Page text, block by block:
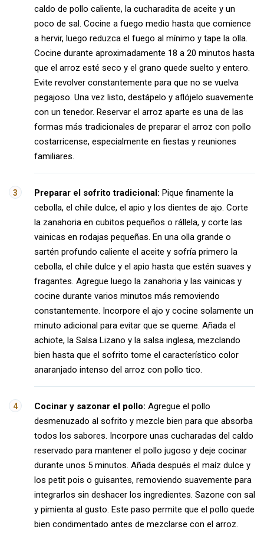
caldo de pollo caliente, la cucharadita de aceite y un
poco de sal. Cocine a fuego medio hasta que comience
a hervir, luego reduzca el fuego al mínimo y tape la olla.
Cocine durante aproximadamente 18 a 20 minutos hasta
que el arroz esté seco y el grano quede suelto y entero.
Evite revolver constantemente para que no se vuelva
pegajoso. Una vez listo, destápelo y aflójelo suavemente
con un tenedor. Reservar el arroz aparte es una de las
formas más tradicionales de preparar el arroz con pollo
costarricense, especialmente en fiestas y reuniones
familiares.
Preparar el sofrito tradicional: Pique finamente la
cebolla, el chile dulce, el apio y los dientes de ajo. Corte
la zanahoria en cubitos pequeños o rállela, y corte las
vainicas en rodajas pequeñas. En una olla grande o
sartén profundo caliente el aceite y sofría primero la
cebolla, el chile dulce y el apio hasta que estén suaves y
fragantes. Agregue luego la zanahoria y las vainicas y
cocine durante varios minutos más removiendo
constantemente. Incorpore el ajo y cocine solamente un
minuto adicional para evitar que se queme. Añada el
achiote, la Salsa Lizano y la salsa inglesa, mezclando
bien hasta que el sofrito tome el característico color
anaranjado intenso del arroz con pollo tico.
Cocinar y sazonar el pollo: Agregue el pollo
desmenuzado al sofrito y mezcle bien para que absorba
todos los sabores. Incorpore unas cucharadas del caldo
reservado para mantener el pollo jugoso y deje cocinar
durante unos 5 minutos. Añada después el maíz dulce y
los petit pois o guisantes, removiendo suavemente para
integrarlos sin deshacer los ingredientes. Sazone con sal
y pimienta al gusto. Este paso permite que el pollo quede
bien condimentado antes de mezclarse con el arroz.